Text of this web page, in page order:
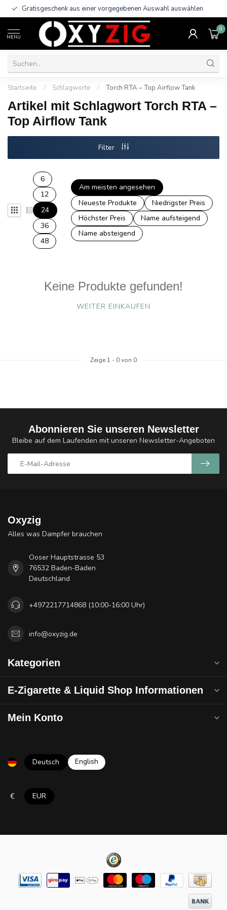
Gratisgeschenk aus einer vorgegebenen Auswahl auswählen
MENU
0
Startseite / Schlagworte / Torch RTA – Top Airflow Tank
Artikel mit Schlagwort Torch RTA –
Top Airflow Tank
Filter
6
12
24
36
48
Am meisten angesehen
Neueste Produkte
Niedrigster Preis
Höchster Preis
Name aufsteigend
Name absteigend
Keine Produkte gefunden!
WEITER EINKAUFEN
Zeige 1 - 0von 0
Abonnieren Sie unseren Newsletter
Bleibe auf dem Laufenden mit unseren Newsletter-Angeboten
Oxyzig
Alles was Dampfer brauchen
Ooser Hauptstrasse 53
76532 Baden-Baden
Deutschland
+4972217714868 (10:00-16:00 Uhr)
info@oxyzig.de
Kategorien
E-Zigarette & Liquid Shop Informationen
Mein Konto
Deutsch English
€ EUR